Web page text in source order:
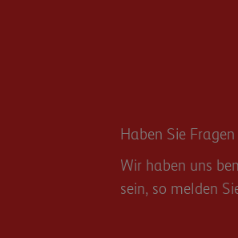
Haben Sie
Wir haben uns
sein, so melden